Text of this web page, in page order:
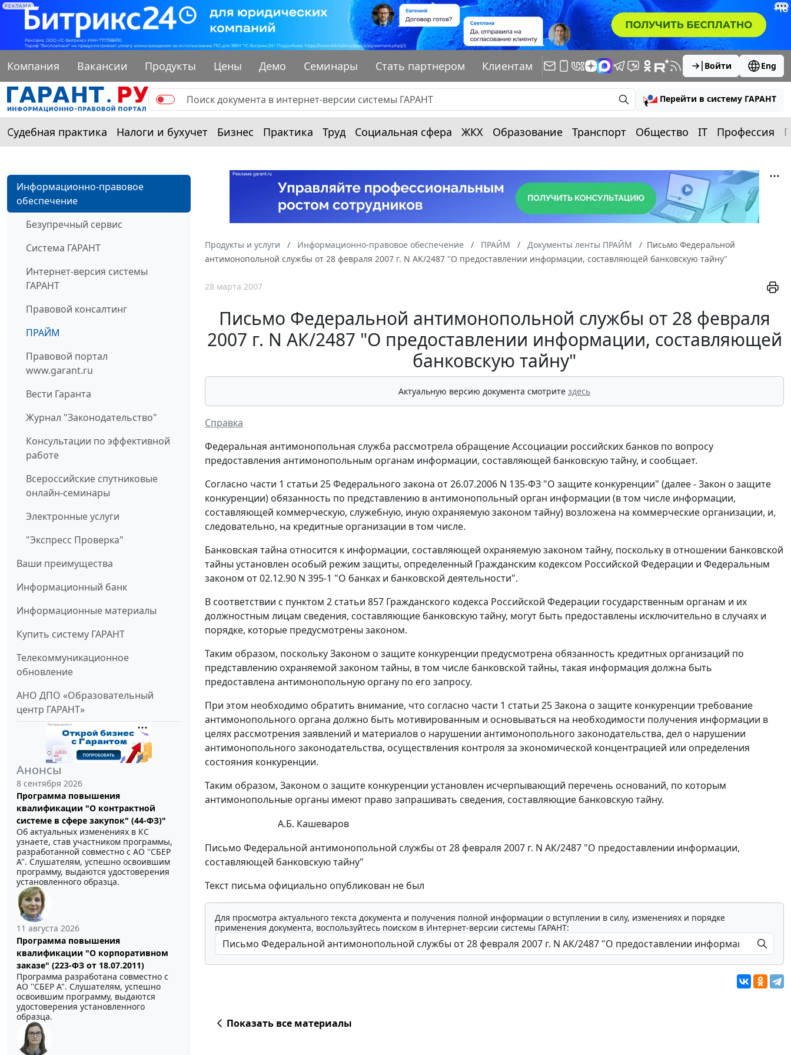
РЕКЛАМА
Компания Вакансии Продукты Цены Демо Семинары Стать партнером Клиентам Войти Eng
Перейти в систему ГАРАНТ
Судебная практика Налоги и бухучет Бизнес Практика Труд Социальная сфера ЖКХ Образование Транспорт Общество IT Профессия
Информационно-правовое
обеспечение
Безупречный сервис
Система ГАРАНТ
Интернет-версия системы
ГАРАНТ
Правовой консалтинг
ПРАЙМ
Правовой портал
www.garant.ru
Вести Гаранта
Журнал "Законодательство"
Консультации по эффективной
работе
Всероссийские спутниковые
онлайн-семинары
Электронные услуги
"Экспресс Проверка"
Ваши преимущества
Информационный банк
Информационные материалы
Купить систему ГАРАНТ
Телекоммуникационное
обновление
АНО ДПО «Образовательный
центр ГАРАНТ»
Анонсы
8 сентября 2026
Программа повышения
квалификации "О контрактной
системе в сфере закупок" (44-ФЗ)"
Об актуальных изменениях в КС
узнаете, став участником программы,
разработанной совместно с АО ''СБЕР
А". Слушателям, успешно освоившим
программу, выдаются удостоверения
установленного образца.
11 августа 2026
Программа повышения
квалификации "О корпоративном
заказе" (223-ФЗ от 18.07.2011)
Программа разработана совместно с
АО ''СБЕР А". Слушателям, успешно
освоившим программу, выдаются
удостоверения установленного
образца.
Продукты и услуги Информационно-правовое обеспечение ПРАЙМ Документы ленты ПРАЙМ
Письмо Федеральной
антимонопольной службы от 28 февраля 2007 г. N АК/2487 "О предоставлении информации, составляющей банковскую тайну"
28 марта 2007
Письмо Федеральной антимонопольной службы от 28 февраля
2007 г. N АК/2487 "О предоставлении информации, составляющей
банковскую тайну"
Актуальную версию документа смотрите здесь
Справка
Федеральная антимонопольная служба рассмотрела обращение Ассоциации российских банков по вопросу
предоставления антимонопольным органам информации, составляющей банковскую тайну, и сообщает.
Согласно части 1 статьи 25 Федерального закона от 26.07.2006 N 135-ФЗ "О защите конкуренции" (далее - Закон о защите
конкуренции) обязанность по представлению в антимонопольный орган информации (в том числе информации,
составляющей коммерческую, служебную, иную охраняемую законом тайну) возложена на коммерческие организации, и,
следовательно, на кредитные организации в том числе.
Банковская тайна относится к информации, составляющей охраняемую законом тайну, поскольку в отношении банковской
тайны установлен особый режим защиты, определенный Гражданским кодексом Российской Федерации и Федеральным
законом от 02.12.90 N 395-1 "О банках и банковской деятельности".
В соответствии с пунктом 2 статьи 857 Гражданского кодекса Российской Федерации государственным органам и их
должностным лицам сведения, составляющие банковскую тайну, могут быть предоставлены исключительно в случаях и
порядке, которые предусмотрены законом.
Таким образом, поскольку Законом о защите конкуренции предусмотрена обязанность кредитных организаций по
представлению охраняемой законом тайны, в том числе банковской тайны, такая информация должна быть
предоставлена антимонопольную органу по его запросу.
При этом необходимо обратить внимание, что согласно части 1 статьи 25 Закона о защите конкуренции требование
антимонопольного органа должно быть мотивированным и основываться на необходимости получения информации в
целях рассмотрения заявлений и материалов о нарушении антимонопольного законодательства, дел о нарушении
антимонопольного законодательства, осуществления контроля за экономической концентрацией или определения
состояния конкуренции.
Таким образом, Законом о защите конкуренции установлен исчерпывающий перечень оснований, по которым
антимонопольные органы имеют право запрашивать сведения, составляющие банковскую тайну.
А.Б. Кашеваров
Письмо Федеральной антимонопольной службы от 28 февраля 2007 г. N АК/2487 "О предоставлении информации,
составляющей банковскую тайну"
Текст письма официально опубликован не был
Для просмотра актуального текста документа и получения полной информации о вступлении в силу, изменениях и порядке
применения документа, воспользуйтесь поиском в Интернет-версии системы ГАРАНТ:
Показать все материалы